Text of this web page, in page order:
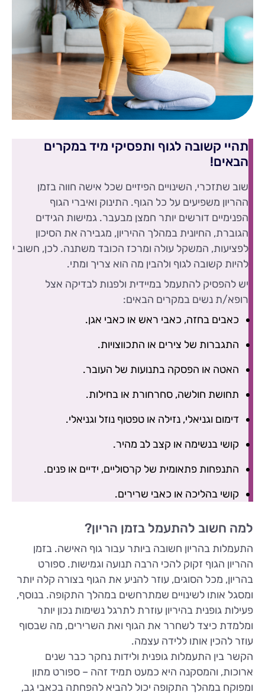
תהיי קשובה לגוף ותפסיקי מיד במקרים
הבאים!
שוב שתזכרי, השינויים הפיזיים שכל אישה חווה בזמן
ההריון משפיעים על כל הגוף. התינוק ואיברי הגוף
הפנימיים דורשים יותר חמצן מבעבר. גמישות הגידים
הגוברת, החיונית במהלך ההיריון, מגבירה את הסיכון
לפציעות, המשקל עולה ומרכז הכובד משתנה. לכן, חשוב י
להיות קשובה לגוף ולהבין מה הוא צריך ומתי.
יש להפסיק להתעמל במיידית ולפנות לבדיקה אצל
רופא/ת נשים במקרים הבאים:
כאבים בחזה, כאבי ראש או כאבי אגן.
התגברות של צירים או התכווצויות.
האטה או הפסקה בתנועות של העובר.
תחושת חולשה, סחרחורת או בחילות.
דימום וגניאלי, נזילה או טפטוף נוזל וגניאלי.
קושי בנשימה או קצב לב מהיר.
התנפחות פתאומית של קרסוליים, ידיים או פנים.
קושי בהליכה או כאבי שרירים.
למה חשוב להתעמל בזמן הריון?
התעמלות בהריון חשובה ביותר עבור גוף האישה. בזמן
ההריון הגוף זקוק להכי הרבה תנועה וגמישות. ספורט
בהריון, מכל הסוגים, עוזר להניע את הגוף בצורה קלה יותר
ומסגל אותו לשינויים שמתרחשים במהלך התקופה. בנוסף,
פעילות גופנית בהיריון עוזרת לתרגל נשימות נכון יותר
ומלמדת כיצד לשחרר את הגוף ואת השרירים, מה שבסוף
עוזר להכין אותו ללידה עצמה.
הקשר בין התעמלות גופנית ולידות נחקר כבר שנים
ארוכות, והמסקנה היא כמעט תמיד זהה – ספורט מתון
ומפוקח במהלך התקופה יכול להביא להפחתה בכאבי גב,